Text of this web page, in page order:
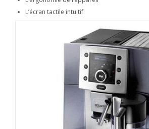
L’écran tactile intuitif